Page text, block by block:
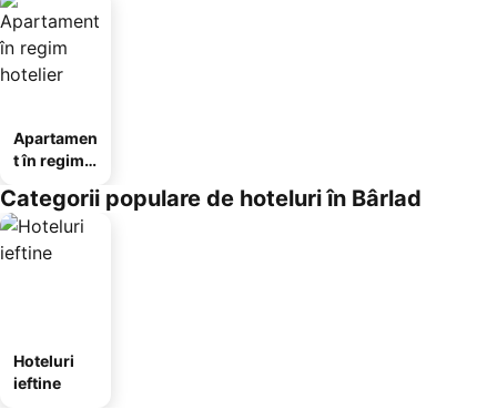
Apartamen
t în regim
Categorii populare de hoteluri în Bârlad
Hoteluri
ieftine